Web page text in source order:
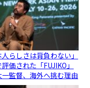
人らしさは背負わない」
価された「FUJIKO」
監督、海外へ挑む理由